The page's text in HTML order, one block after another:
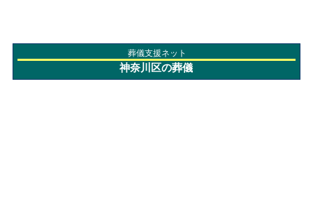
葬儀支援ネット
神奈川区の葬儀